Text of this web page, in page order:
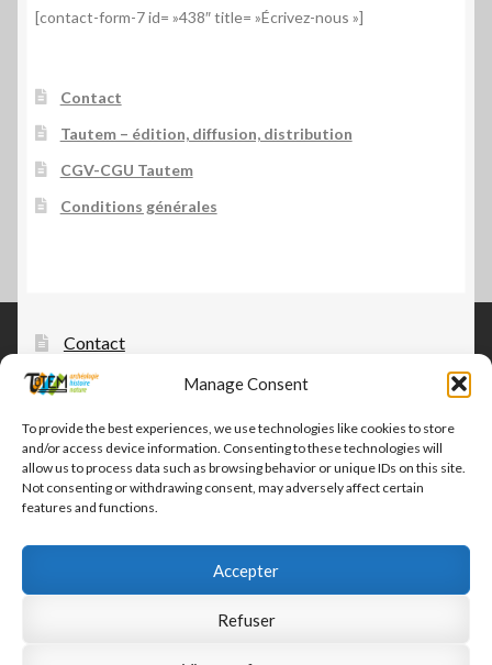
Manage Consent
To provide the best experiences, we use technologies like cookies to store
and/or access device information. Consenting to these technologies will
allow us to process data such as browsing behavior or unique IDs on this site.
Not consenting or withdrawing consent, may adversely affect certain
features and functions.
Accepter
Refuser
[contact-form-7 id= »438″ title= »Écrivez-nous »]
Contact
Tautem – édition, diffusion, distribution
CGV-CGU Tautem
Conditions générales
Contact
Tautem – édition, diffusion, distribution
CGV-CGU Tautem
Conditions générales
Built with WooCommerce